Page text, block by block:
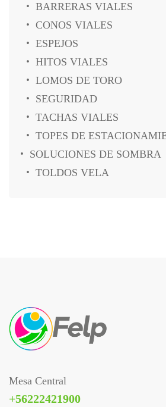
BARRERAS VIALES
CONOS VIALES
ESPEJOS
HITOS VIALES
LOMOS DE TORO
SEGURIDAD
TACHAS VIALES
TOPES DE
SOLUCIONES DE SOMBRA
TOLDOS VELA
Mesa Central
+56222421900